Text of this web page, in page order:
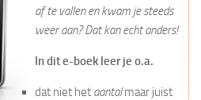
af te vallen en kwam je steeds
weer aan? Dat kan echt anders!
In dit e-boek leer je o.a.
dat niet het aantalmaar juist